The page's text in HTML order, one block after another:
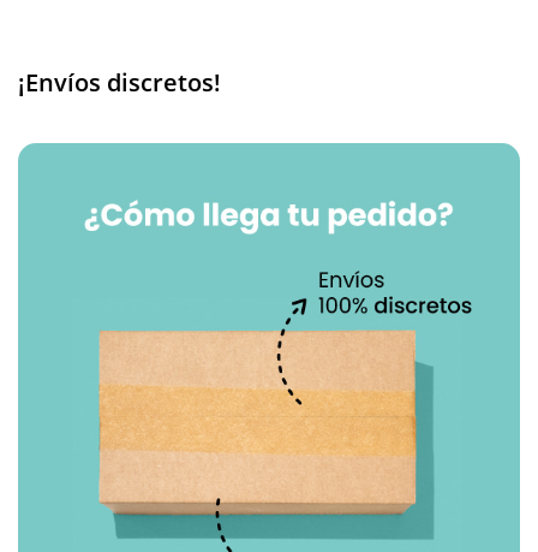
¡Envíos discretos!